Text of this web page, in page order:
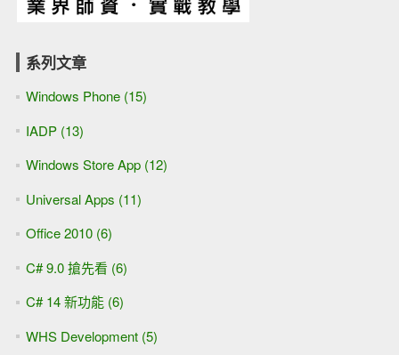
系列文章
Windows Phone (15)
IADP (13)
Windows Store App (12)
Universal Apps (11)
Office 2010 (6)
C# 9.0 搶先看 (6)
C# 14 新功能 (6)
WHS Development (5)